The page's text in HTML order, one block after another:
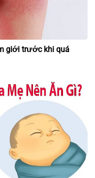
giới trước khi quá